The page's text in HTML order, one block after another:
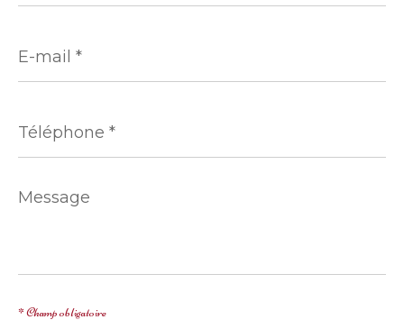
mail
*
*
Message
* Champ obligatoire